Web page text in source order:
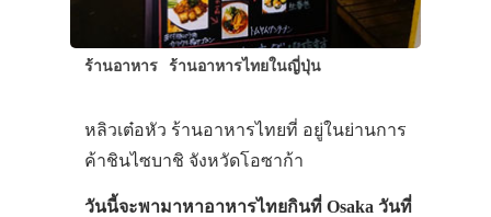
ร้านอาหาร ร้านอาหารไทยในญี่ปุ่น
หลิวเต๋อหัว ร้านอาหารไทยที่ อยู่ในย่านการ
ค้าชินไซบาชิ จังหวัดโอซาก้า
วันนี้จะพามาหาอาหารไทยกินที่ Osaka วันที่